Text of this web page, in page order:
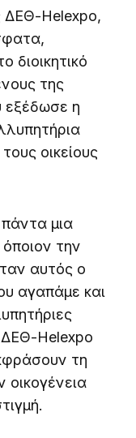
ΔΕΘ-Helexpo,
διοικητικό
της
εξέδωσε η
οικείους
μια
όποιον την
αυτός ο
αγαπάμε και
Helexpo
τη